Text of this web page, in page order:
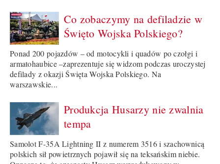
Co zobaczymy na defiladzie w
Święto Wojska Polskiego?
Ponad 200 pojazdów – od motocykli i quadów po czołgi i
armatohaubice –zaprezentuje się widzom podczas uroczystej
defilady z okazji Święta Wojska Polskiego. Na
warszawskie...
Produkcja Husarzy nie zwalnia
tempa
Samolot F-35A Lightning II z numerem 3516 i szachownicą
polskich sił powietrznych pojawił się na teksańskim niebie.